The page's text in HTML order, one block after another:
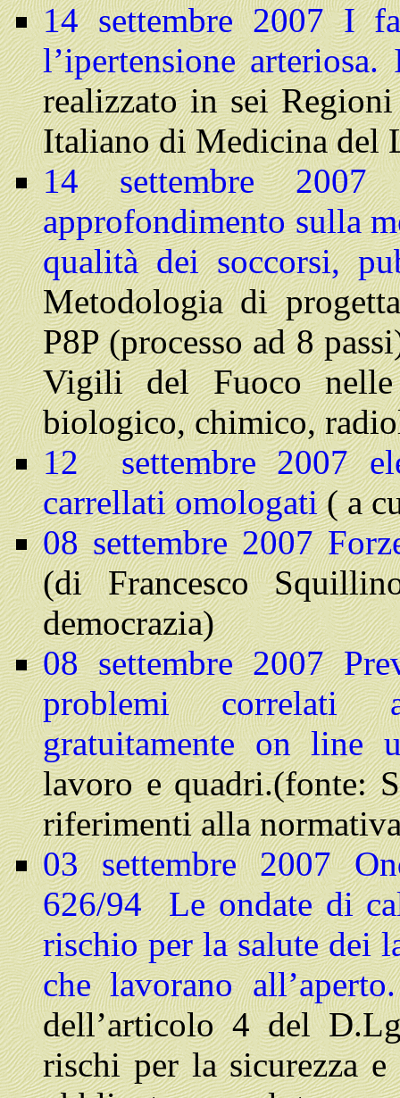
14 settembre 2007I
l’ipertensione
realizzato in sei
Italiano di Medicina del
14 settembre
approfondimento sulla
qualità dei soccorsi,
Metodologia di
P8P (processo ad 8
Vigili del Fuoco nelle
biologico, chimico,
12 settembre 2007
carrellati omologati( a
08 settembre 2007
(di Francesco
democrazia)
08 settembre 2007
problemi correlati
gratuitamente on line
lavoro e quadri.(fonte:
riferimenti alla
03 settembre 2007
626/94Le ondate di
rischio per la salute dei
che lavorano
dell’articolo 4 del
rischi per la sicurezza